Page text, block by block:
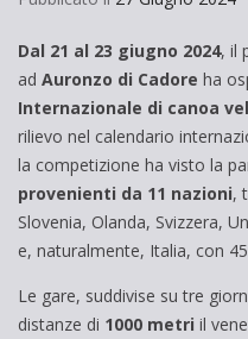
Dal 21 al 23 giugno 2024, il
ad Auronzo di Cadore ha
Internazionale di canoa
rilievo nel calendario
la competizione ha visto la
provenienti da 11 nazioni,
Slovenia, Olanda, Svizzera,
e, naturalmente, Italia, con
Le gare, suddivise su tre
distanze di 1000 metri il